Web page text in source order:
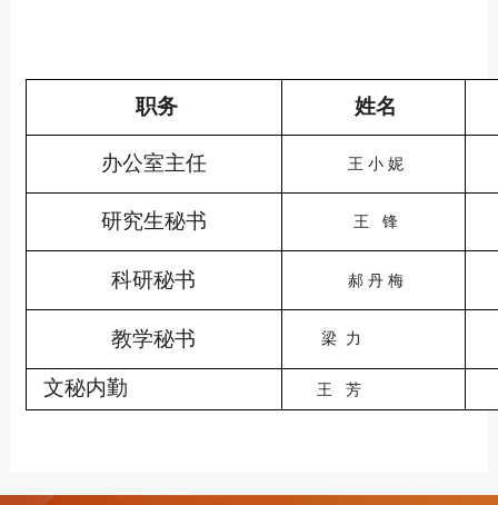
职务 姓名
办公室主任 王 小 妮
研究生秘书 王 锋
科研秘书 郝 丹 梅
教学秘书 梁 力
文秘内勤 王 芳